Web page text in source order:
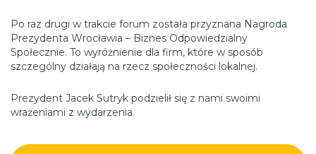
Po raz drugi w trakcie forum została przyznana Nagroda
Prezydenta Wrocławia – Biznes Odpowiedzialny
Społecznie. To wyróżnienie dla firm, które w sposób
szczególny działają na rzecz społeczności lokalnej.
Prezydent Jacek Sutryk podzielił się z nami swoimi
wrażeniami z wydarzenia.